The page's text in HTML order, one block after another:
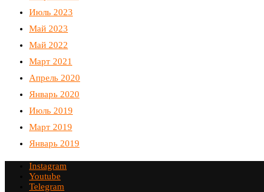
Июль 2023
Май 2023
Май 2022
Март 2021
Апрель 2020
Январь 2020
Июль 2019
Март 2019
Январь 2019
Instagram
Youtube
Telegram